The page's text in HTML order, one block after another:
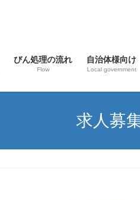
びん処理の流れ
Flow
自治体様向け
Local government
求人募